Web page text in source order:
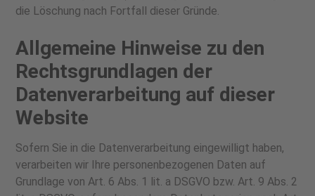
die Löschung nach Fortfall dieser Gründe.
Allgemeine Hinweise zu den
Rechtsgrundlagen der
Datenverarbeitung auf dieser
Website
Sofern Sie in die Datenverarbeitung eingewilligt haben,
verarbeiten wir Ihre personenbezogenen Daten auf
Grundlage von Art. 6 Abs. 1 lit. a DSGVO bzw. Art. 9 Abs. 2